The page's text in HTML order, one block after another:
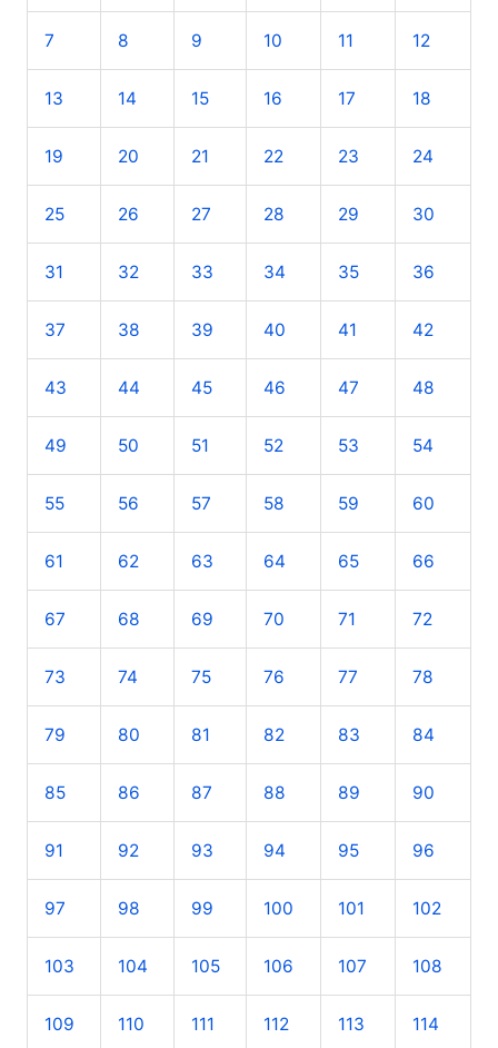
7 8 9 10 11 12
13 14 15 16 17 18
19 20 21 22 23 24
25 26 27 28 29 30
31 32 33 34 35 36
37 38 39 40 41 42
43 44 45 46 47 48
49 50 51 52 53 54
55 56 57 58 59 60
61 62 63 64 65 66
67 68 69 70 71 72
73 74 75 76 77 78
79 80 81 82 83 84
85 86 87 88 89 90
91 92 93 94 95 96
97 98 99 100 101 102
103 104 105 106 107 108
109 110 111 112 113 114